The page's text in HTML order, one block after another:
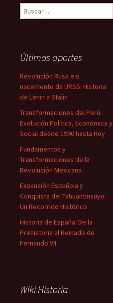
Buscar:
Últimos aportes
Revolución Rusa e o
nacemento da URSS: Historia
de Lenin a Stalin
Transformaciones del Perú:
Evolución Política, Económica y
Social desde 1990 hasta Hoy
Fundamentos y
Transformaciones de la
Revolución Mexicana
Expansión Española y
Conquista del Tahuantinsuyo:
Un Recorrido Histórico
Historia de España: De la
Prehistoria al Reinado de
Fernando VII
Wiki Historia